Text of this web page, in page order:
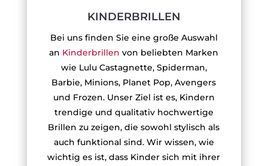
KINDERBRILLEN
Bei uns finden Sie eine große Auswahl
an Kinderbrillen von beliebten Marken
wie Lulu Castagnette, Spiderman,
Barbie, Minions, Planet Pop, Avengers
und Frozen. Unser Ziel ist es, Kindern
trendige und qualitativ hochwertige
Brillen zu zeigen, die sowohl stylisch als
auch funktional sind. Wir wissen, wie
wichtig es ist, dass Kinder sich mit ihrer